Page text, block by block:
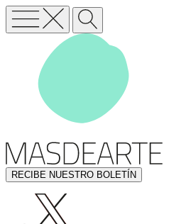
RECIBE NUESTRO BOLETÍN